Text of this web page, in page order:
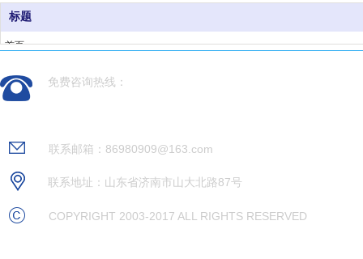
标题
首页
新闻动态
案例展示
免费咨询热线：
联系邮箱：86980909@163.com
联系地址：山东省济南市山大北路87号
COPYRIGHT 2003-2017 ALL RIGHTS RESERVED